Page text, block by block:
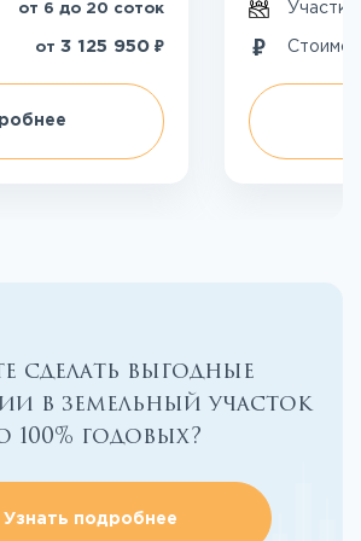
от 6 до 20 соток
от 3 125 950 ₽
Участки:
сделать выгодные
в земельный участок
100% годовых?
Узнать подробнее